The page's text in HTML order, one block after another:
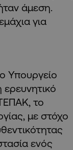
άμεση.
για
Υπουργείο
ερευνητικό
το
με στόχο
ενός